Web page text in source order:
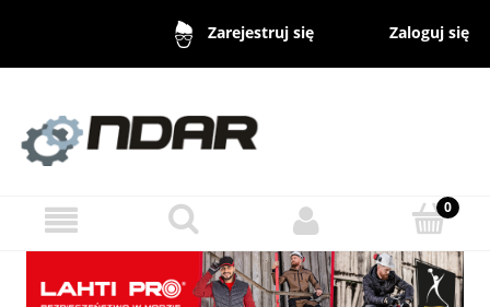
Zarejestruj się Zaloguj się